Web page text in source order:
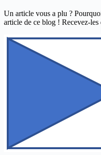
Un article vous a plu ?
article de ce blog ! Recevez-